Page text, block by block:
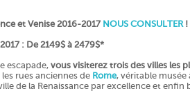
et Venise2016-2017 NOUS CONSULTER!
: De 2149$ à 2479$*
escapade, vous visiterez trois des villes les
les rues anciennes de Rome, véritable
de la Renaissance par excellence et